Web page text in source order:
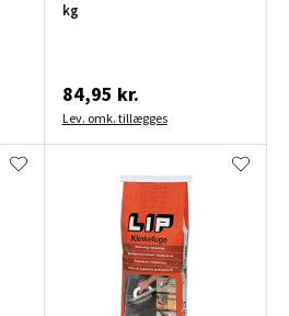
kg
84,95 kr.
Lev. omk. tillægges